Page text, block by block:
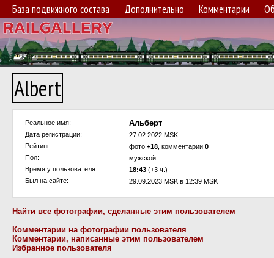
База подвижного состава Дополнительно Комментарии
Albert
Реальное имя: Альберт
Дата регистрации:
27.02.2022 MSK
Рейтинг:
фото +18 , комментарии 0
Пол:
мужской
Время у пользователя:
18:43 (+3 ч.)
Был на сайте:
29.09.2023 MSK в 12:39 MSK
Найти все фотографии, сделанные этим пользователем
Комментарии на фотографии пользователя
Комментарии, написанные этим пользователем
Избранное пользователя